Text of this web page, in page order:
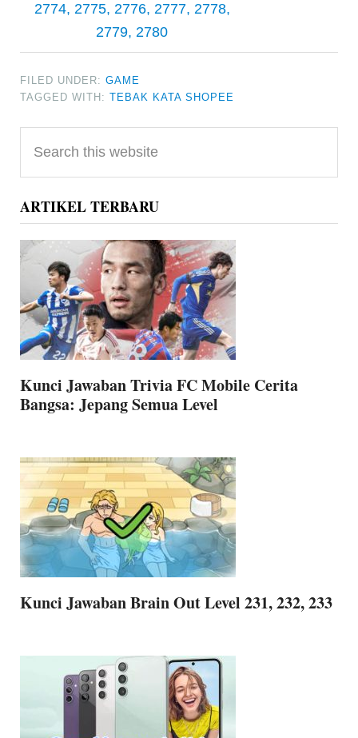
2774, 2775, 2776, 2777, 2778,
2779, 2780
FILED UNDER:GAME
TAGGED WITH:TEBAK KATA SHOPEE
Primary
Sidebar
this
website
ARTIKEL TERBARU
Kunci Jawaban Trivia FC Mobile Cerita
Bangsa: Jepang Semua Level
Kunci Jawaban Brain Out Level 231, 232, 233